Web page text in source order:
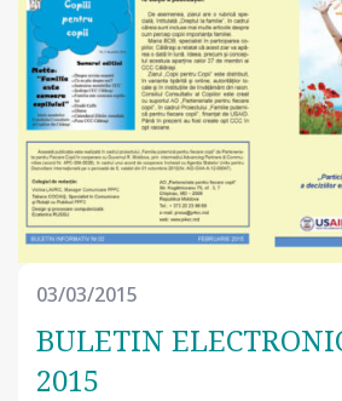
03/03/2015
BULETIN
2015